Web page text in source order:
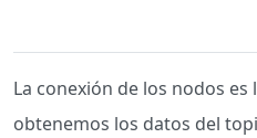
La conexión de los nodos
obtenemos los datos del